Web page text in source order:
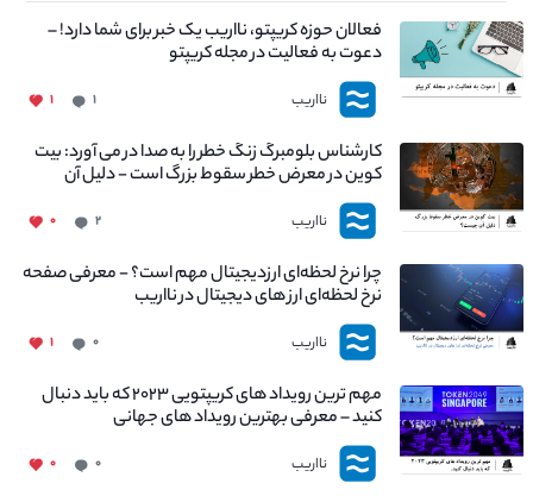
فعالان حوزه کریپتو، نااریب یک خبر برای شما دارد! –
دعوت به فعالیت در مجله کریپتو
نااریب ۱ ۱
کارشناس بلومبرگ زنگ خطر را به صدا در می آورد: بیت
کوین در معرض خطر سقوط بزرگ است - دلیل آن
چیست؟
نااریب ۲ ۰
چرا نرخ لحظه‌ای ارزدیجیتال مهم است؟ - معرفی صفحه
نرخ لحظه‌ای ارز های دیجیتال در نااریب
نااریب ۰ ۱
مهم ترین رویداد های کریپتویی ۲۰۲۳ که باید دنبال
کنید – معرفی بهترین رویداد های جهانی
نااریب ۰ ۰